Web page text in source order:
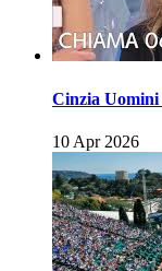
Cinzia Uomini
10 Apr 2026